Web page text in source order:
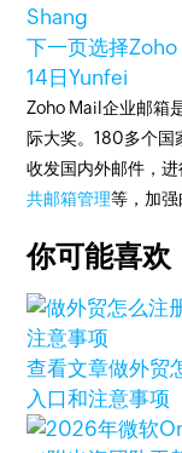
Shang
下一页选择
14日Yunfei
Zoho Mail企业邮箱
际大奖。180多个国
收发国内外邮件，进
共邮箱管理等，加强
你可能喜欢
查看文章做外贸
入口和注意事项